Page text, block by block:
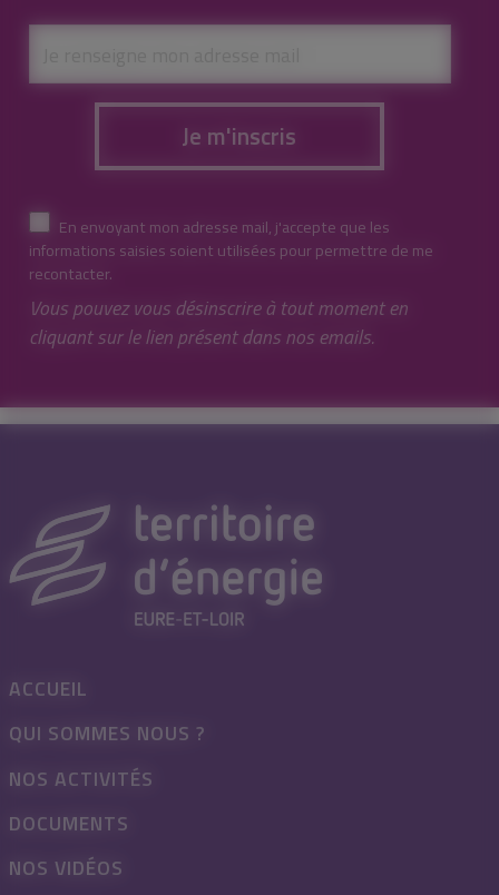
Je m'inscris
En envoyant mon adresse mail, j'accepte que les
informations saisies soient utilisées pour permettre de me
recontacter.
Vous pouvez vous désinscrire à tout moment en
cliquant sur le lien présent dans nos emails.
ACCUEIL
QUI SOMMES NOUS ?
NOS ACTIVITÉS
DOCUMENTS
NOS VIDÉOS